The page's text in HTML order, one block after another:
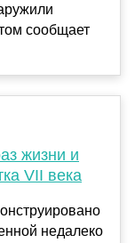
сообщает
жизни и
VII века
недалеко